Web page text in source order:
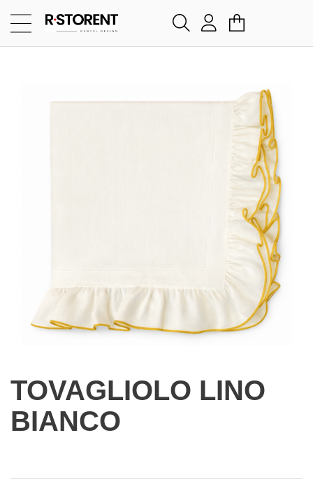
TOVAGLIOLO LINO
BIANCO